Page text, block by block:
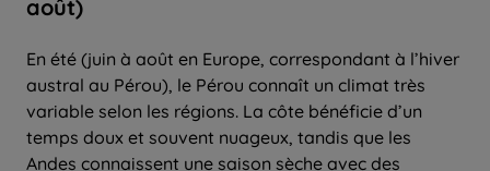
août)
En été (juin à août en Europe, correspondant à l’hiver
austral au Pérou), le Pérou connaît un climat très
variable selon les régions. La côte bénéficie d’un
temps doux et souvent nuageux, tandis que les
Andes connaissent une saison sèche avec des